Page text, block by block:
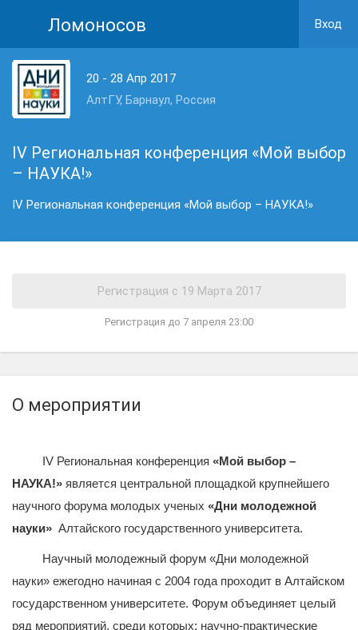
Ломоносов Вход
20 - 28 Апр 2017
АлтГУ, Барнаул, Россия
IV Региональная конференция «Мой выбор
– НАУКА!»
IV Региональная конференция «Мой выбор – НАУКА!»
Регистрация до 7 апреля 23:00
О мероприятии
IV Региональная конференция «Мой выбор –
НАУКА!» является центральной площадкой крупнейшего
научного форума молодых ученых «Дни молодежной
науки» Алтайского государственного университета.
Научный молодежный форум «Дни молодежной
науки» ежегодно начиная с 2004 года проходит в Алтайском
государственном университете. Форум объединяет целый
ряд мероприятий, среди которых: научно-практические